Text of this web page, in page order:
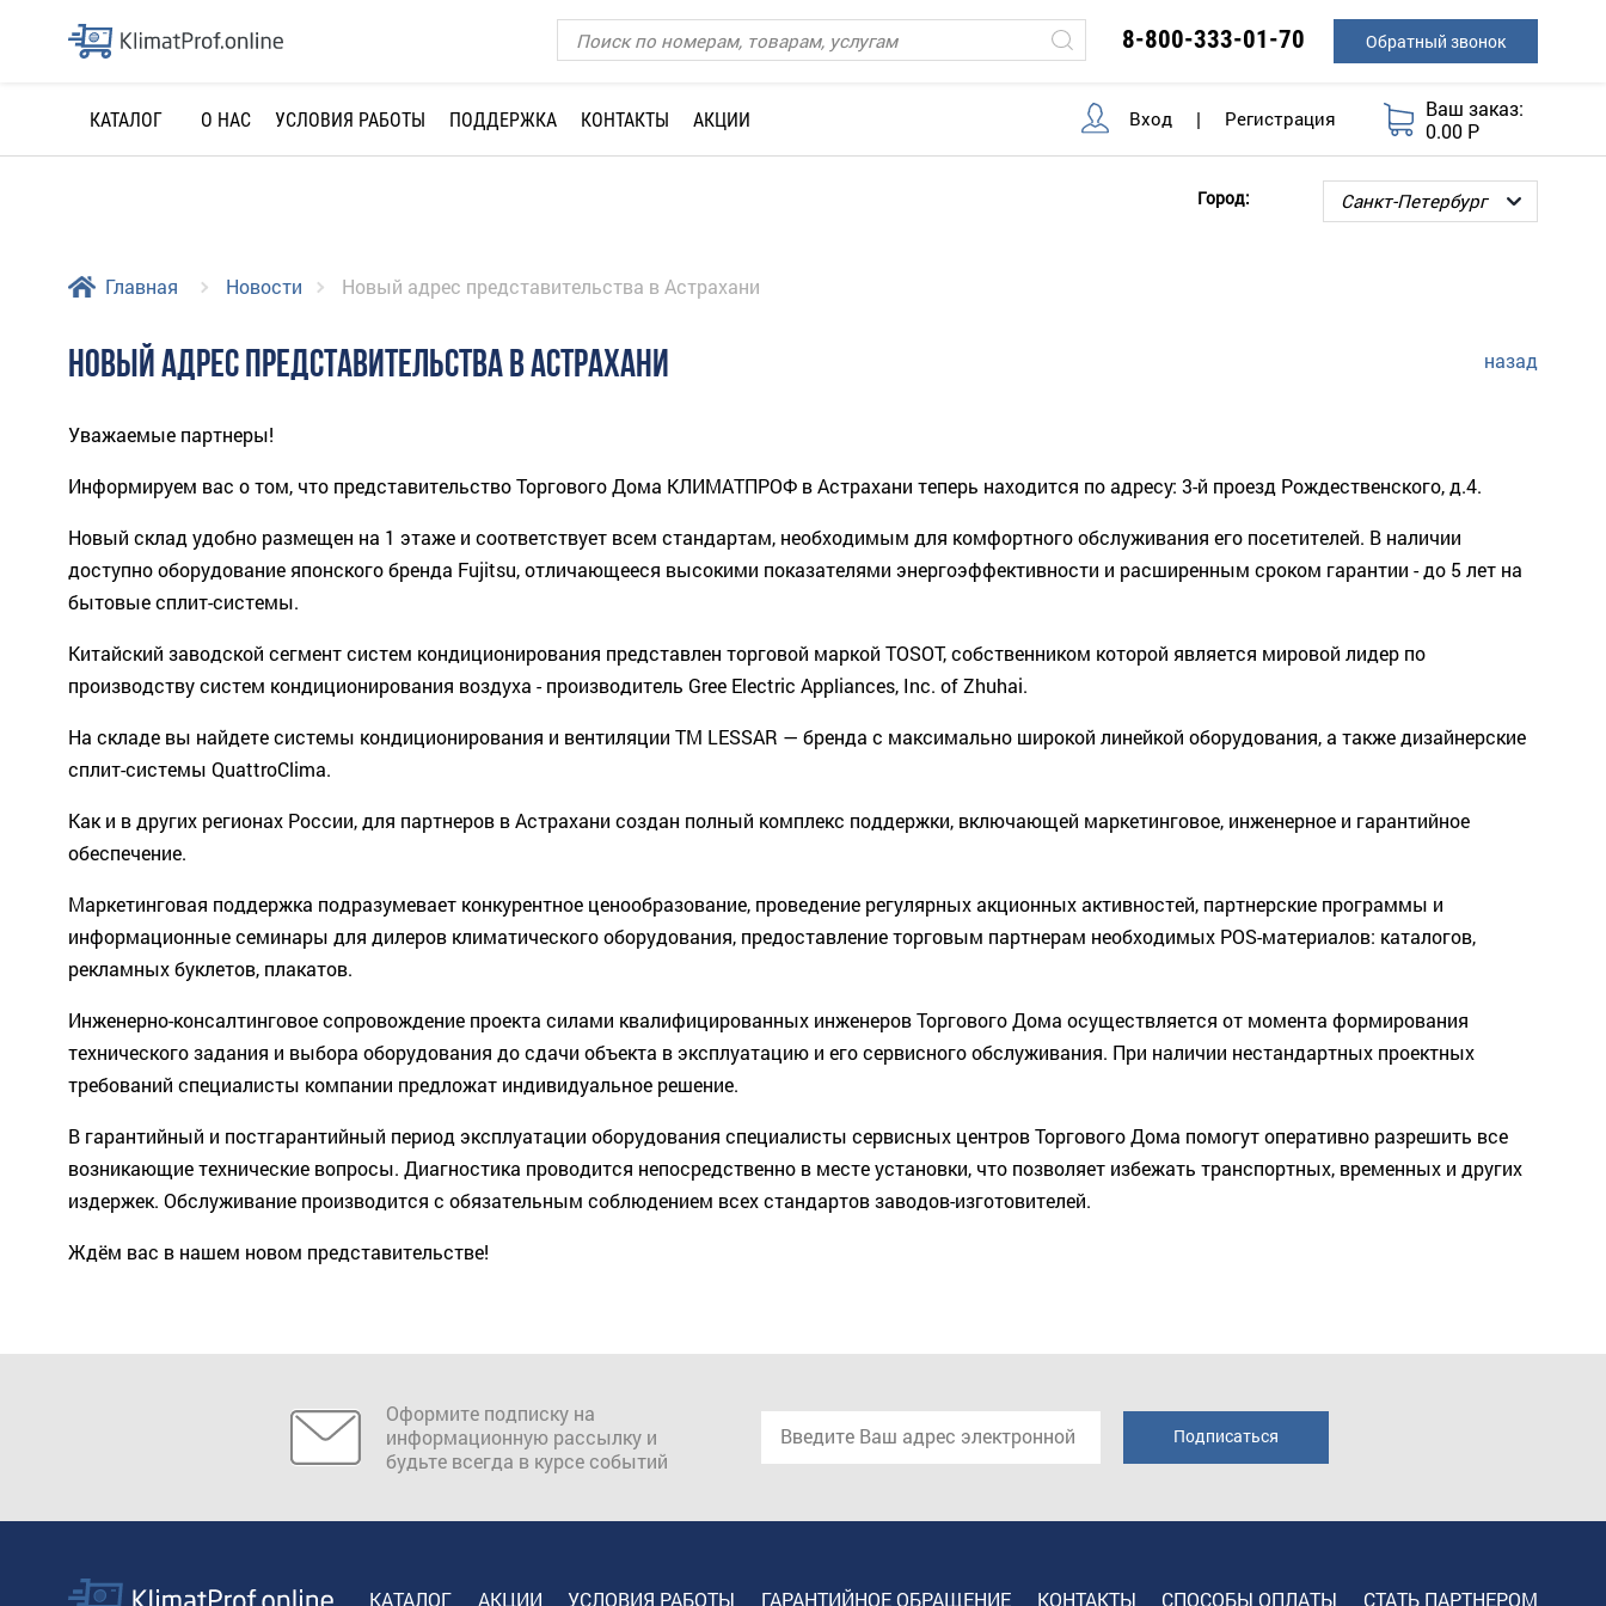
8-800-333-01-70 Обратный звонок
КАТАЛОГ О НАС УСЛОВИЯ РАБОТЫ ПОДДЕРЖКА КОНТАКТЫ АКЦИИ Вход | Регистрация
Ваш заказ:
0.00 Р
Город:
Главная Новости Новый адрес представительства в Астрахани
НОВЫЙ АДРЕС ПРЕДСТАВИТЕЛЬСТВА В АСТРАХАНИ назад
Уважаемые партнеры!
Информируем вас о том, что представительство Торгового Дома КЛИМАТПРОФ в Астрахани теперь находится по адресу: 3-й проезд Рождественского, д.4.
Новый склад удобно размещен на 1 этаже и соответствует всем стандартам, необходимым для комфортного обслуживания его посетителей. В наличии
доступно оборудование японского бренда Fujitsu, отличающееся высокими показателями энергоэффективности и расширенным сроком гарантии - до 5 лет на
бытовые сплит-системы.
Китайский заводской сегмент систем кондиционирования представлен торговой маркой TOSOT, собственником которой является мировой лидер по
производству систем кондиционирования воздуха - производитель Gree Electric Appliances, Inc. of Zhuhai.
На складе вы найдете системы кондиционирования и вентиляции TM LESSAR — бренда с максимально широкой линейкой оборудования, а также дизайнерские
сплит-системы QuattroClima.
Как и в других регионах России, для партнеров в Астрахани создан полный комплекс поддержки, включающей маркетинговое, инженерное и гарантийное
обеспечение.
Маркетинговая поддержка подразумевает конкурентное ценообразование, проведение регулярных акционных активностей, партнерские программы и
информационные семинары для дилеров климатического оборудования, предоставление торговым партнерам необходимых POS-материалов: каталогов,
рекламных буклетов, плакатов.
Инженерно-консалтинговое сопровождение проекта силами квалифицированных инженеров Торгового Дома осуществляется от момента формирования
технического задания и выбора оборудования до сдачи объекта в эксплуатацию и его сервисного обслуживания. При наличии нестандартных проектных
требований специалисты компании предложат индивидуальное решение.
В гарантийный и постгарантийный период эксплуатации оборудования специалисты сервисных центров Торгового Дома помогут оперативно разрешить все
возникающие технические вопросы. Диагностика проводится непосредственно в месте установки, что позволяет избежать транспортных, временных и других
издержек. Обслуживание производится с обязательным соблюдением всех стандартов заводов-изготовителей.
Ждём вас в нашем новом представительстве!
Оформите подписку на
информационную рассылку и
будьте всегда в курсе событий
КАТАЛОГ АКЦИИ УСЛОВИЯ РАБОТЫ ГАРАНТИЙНОЕ ОБРАЩЕНИЕ КОНТАКТЫ СПОСОБЫ ОПЛАТЫ СТАТЬ ПАРТНЕРОМ